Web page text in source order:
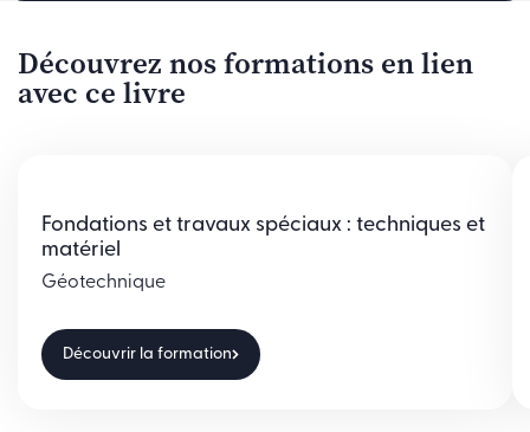
Découvrez nos formations en lien
avec ce livre
Fondations et travaux spéciaux : techniques et
matériel
Géotechnique
Découvrir la formation